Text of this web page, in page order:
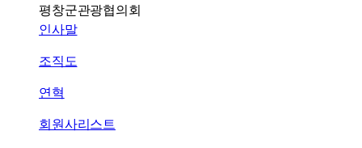
평창군관광협의회
인사말
조직도
연혁
회원사리스트